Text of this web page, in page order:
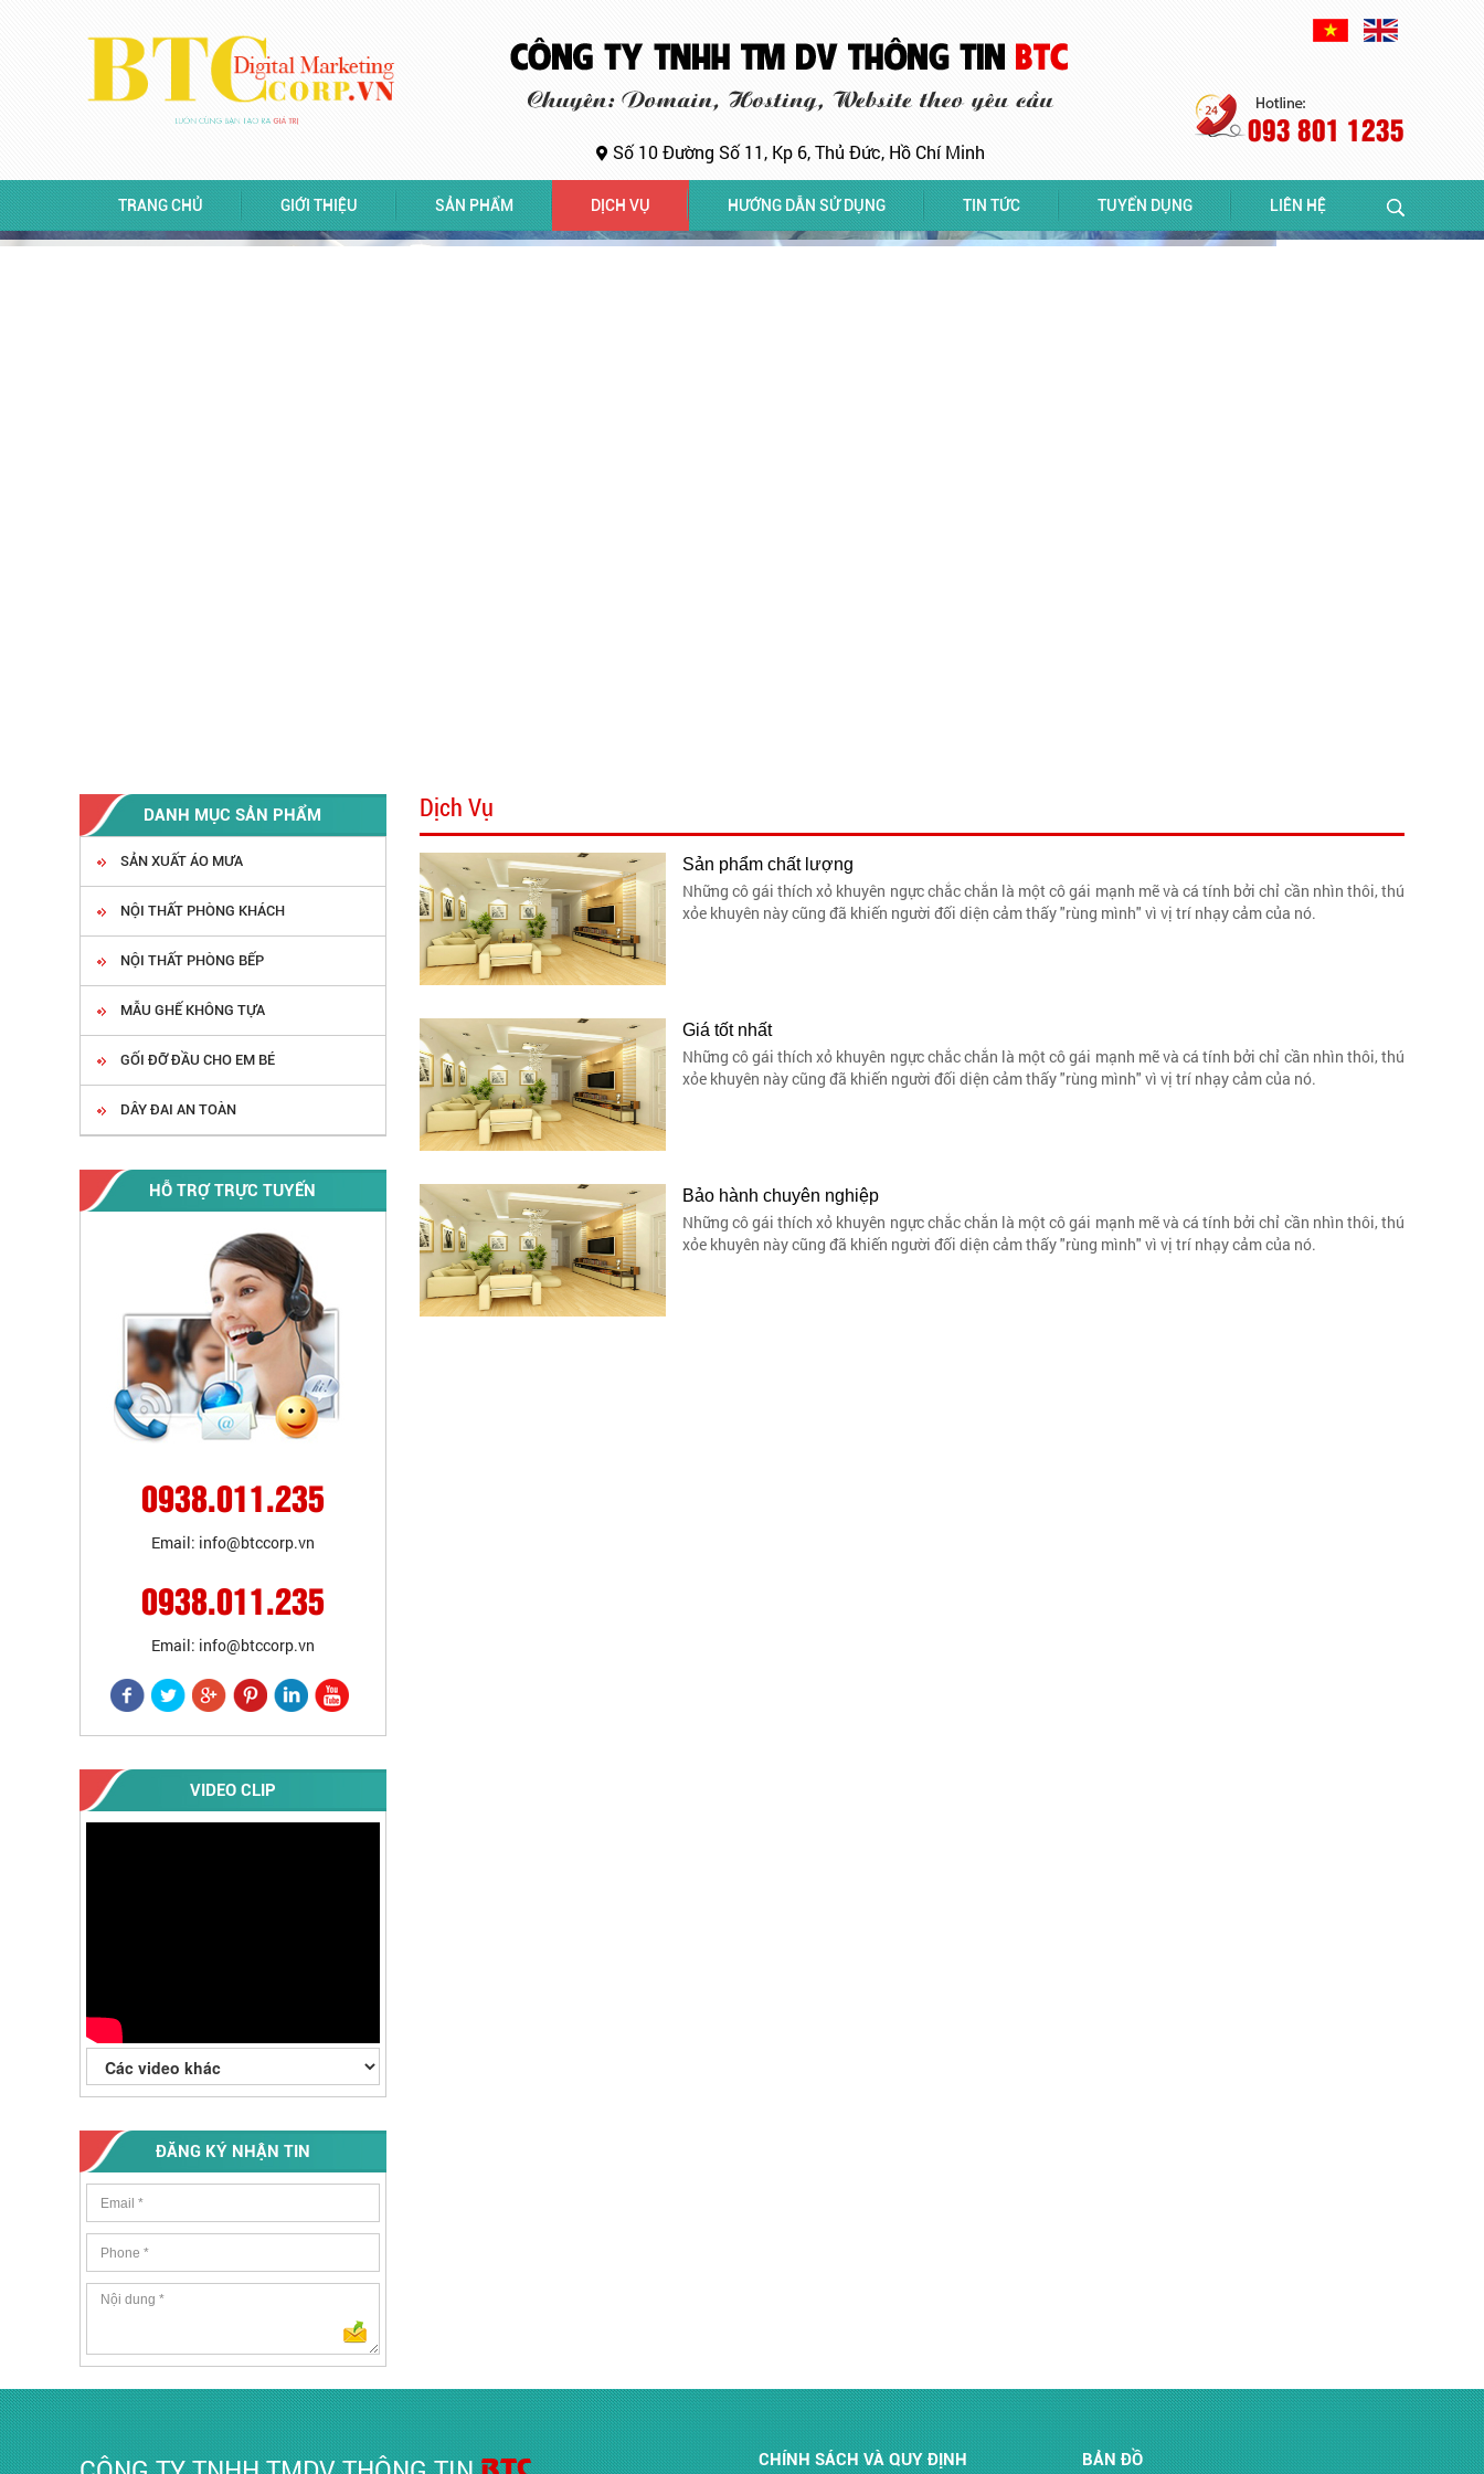
LUÔN CÙNG BẠN TẠO RAGIÁ TRỊ
Số 10 Đường Số 11, Kp 6, Thủ Đức, Hồ Chí Minh
093 801 1235
TRANG CHỦ GIỚI THIỆU SẢN PHẨM DỊCH VỤ HƯỚNG DẪN SỬ DỤNG TIN TỨC TUYỂN DỤNG LIÊN HỆ
DANH MỤC SẢN PHẨM
SẢN XUẤT ÁO MƯA
NỘI THẤT PHÒNG KHÁCH
NỘI THẤT PHÒNG BẾP
MẪU GHẾ KHÔNG TỰA
GỐI ĐỠ ĐẦU CHO EM BÉ
DÂY ĐAI AN TOÀN
HỖ TRỢ TRỰC TUYẾN
0938.011.235
Email: info@btccorp.vn
0938.011.235
Email: info@btccorp.vn
VIDEO CLIP
ĐĂNG KÝ NHẬN TIN
Dịch Vụ
Sản phẩm chất lượng
Những cô gái thích xỏ khuyên ngực chắc chắn là một cô gái mạnh mẽ và cá tính bởi chỉ cần nhìn thôi, thú
xỏe khuyên này cũng đã khiến người đối diện cảm thấy "rùng mình" vì vị trí nhạy cảm của nó.
Giá tốt nhất
Những cô gái thích xỏ khuyên ngực chắc chắn là một cô gái mạnh mẽ và cá tính bởi chỉ cần nhìn thôi, thú
xỏe khuyên này cũng đã khiến người đối diện cảm thấy "rùng mình" vì vị trí nhạy cảm của nó.
Bảo hành chuyên nghiệp
Những cô gái thích xỏ khuyên ngực chắc chắn là một cô gái mạnh mẽ và cá tính bởi chỉ cần nhìn thôi, thú
xỏe khuyên này cũng đã khiến người đối diện cảm thấy "rùng mình" vì vị trí nhạy cảm của nó.
CHÍNH SÁCH VÀ QUY ĐỊNH BẢN ĐỒ